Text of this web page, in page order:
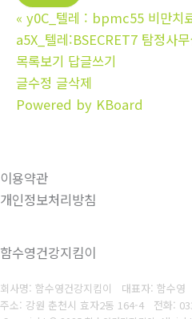
« y0C_텔레 : bpmc55 비만치
a5X_텔레:BSECRET7 탐정사
목록보기 답글쓰기
글수정 글삭제
Powered by KBoard
이용약관
개인정보처리방침
함수영건강지킴이
회사명: 함수영건강지킴이 대표자: 함수영
주소: 강원 춘천시 효자2동 164-4 전화: